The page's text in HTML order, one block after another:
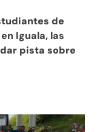
de
Iguala, las
pista sobre